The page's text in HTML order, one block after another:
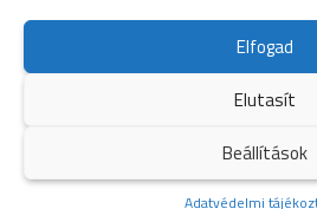
Elfogad
Elutasít
Beállítások
Adatvédelmi
Kezdőoldal
© 2023 Budapesti Szent Margit